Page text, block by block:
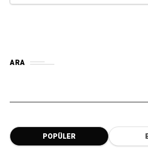
ARA
POPÜLER